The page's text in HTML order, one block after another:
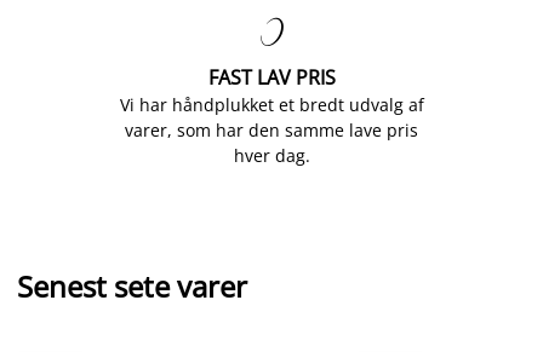

FAST LAV PRIS
Vi har håndplukket et bredt udvalg af
varer, som har den samme lave pris
hver dag.
Senest sete varer